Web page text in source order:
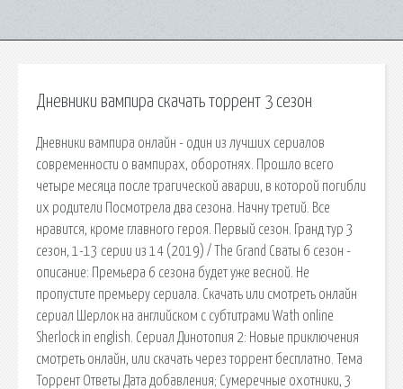
Дневники вампира скачать торрент 3 сезон
Дневники вампира онлайн - один из лучших сериалов
современности о вампирах, оборотнях. Прошло всего
четыре месяца после трагической аварии, в которой погибли
их родители Посмотрела два сезона. Начну третий. Все
нравится, кроме главного героя. Первый сезон. Гранд тур 3
сезон, 1-13 серии из 14 (2019) / The Grand Сваты 6 сезон -
описание: Премьера 6 сезона будет уже весной. Не
пропустите премьеру сериала. Скачать или смотреть онлайн
сериал Шерлок на английском с субтитрами Wath online
Sherlock in english. Сериал Динотопия 2: Новые приключения
смотреть онлайн, или скачать через торрент бесплатно. Тема
Торрент Ответы Дата добавления; Сумеречные охотники, 3